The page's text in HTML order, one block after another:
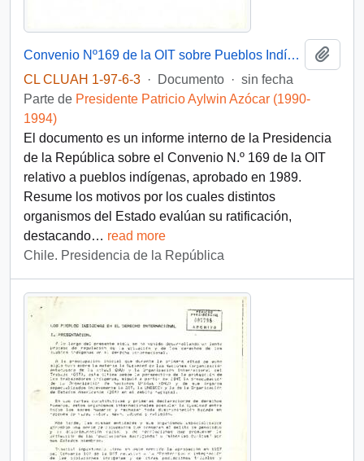
Convenio Nº169 de la OIT sobre Pueblos Indígenas
CL CLUAH 1-97-6-3 · Documento · sin fecha
Parte de Presidente Patricio Aylwin Azócar (1990-
1994)
El documento es un informe interno de la Presidencia
de la República sobre el Convenio N.º 169 de la OIT
relativo a pueblos indígenas, aprobado en 1989.
Resume los motivos por los cuales distintos
organismos del Estado evalúan su ratificación,
destacando… read more
Chile. Presidencia de la República